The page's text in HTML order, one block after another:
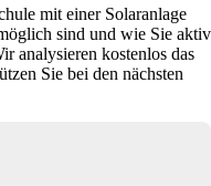
mit einer Solaranlage
sind und wie Sie aktiv
analysieren kostenlos das
Sie bei den nächsten